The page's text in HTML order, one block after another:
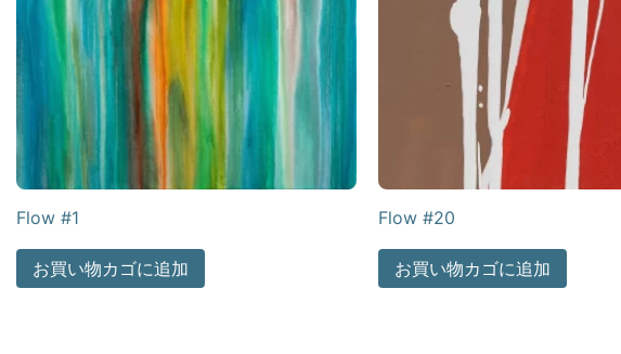
Flow #1
お買い物カゴに追加
Flow #20
お買い物カゴに追加